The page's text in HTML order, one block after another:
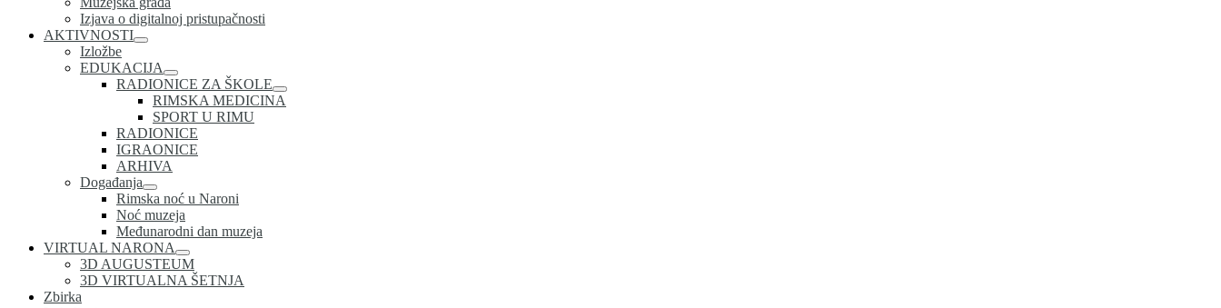
Izjava o digitalnoj pristupačnosti
AKTIVNOSTI
Izložbe
EDUKACIJA
RADIONICE ZA ŠKOLE
RIMSKA MEDICINA
SPORT U RIMU
RADIONICE
IGRAONICE
ARHIVA
Događanja
Rimska noć u Naroni
Noć muzeja
Međunarodni dan muzeja
VIRTUAL NARONA
3D AUGUSTEUM
3D VIRTUALNA ŠETNJA
Zbirka